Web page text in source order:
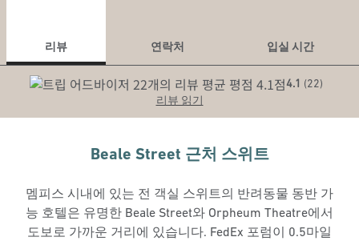
리뷰 연락처
입실 시간
4.1 (22)
리뷰 읽기
Beale Street 근처 스위트
멤피스 시내에 있는 전 객실 스위트의 반려동물 동반 가
능 호텔은 유명한 Beale Street와 Orpheum Theatre에서
도보로 가까운 거리에 있습니다. FedEx 포럼이 0.5마일